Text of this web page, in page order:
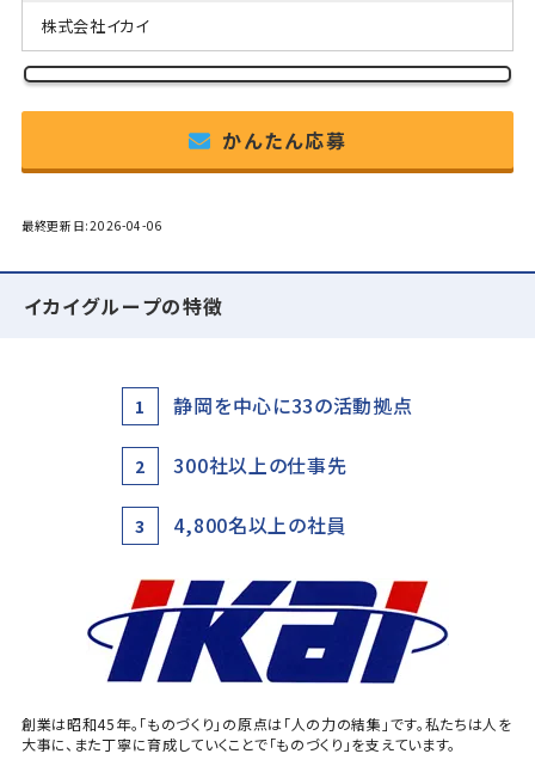
株式会社イカイ
かんたん応募
最終更新日:2026-04-06
イカイグループの特徴
1 静岡を中心に33の活動拠点
2 300社以上の仕事先
3 4,800名以上の社員
創業は昭和45年。「ものづくり」の原点は「人の力の結集」です。私たちは人を
大事に、また丁寧に育成していくことで「ものづくり」を支えています。